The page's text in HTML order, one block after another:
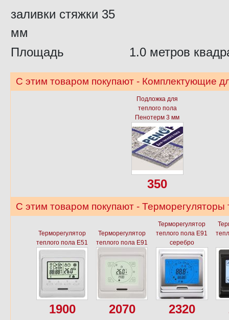
заливки стяжки 35
мм
Площадь 1.0 метров
С этим товаром покупают - Комплектующие
Подложка для
теплого пола
Пенотерм 3 мм
350
С этим товаром покупают - Терморегуляторы
Терморегулятор
теплого пола E51
1900
Терморегулятор
теплого пола E91
2070
Терморегулятор
теплого пола E91
серебро
2320